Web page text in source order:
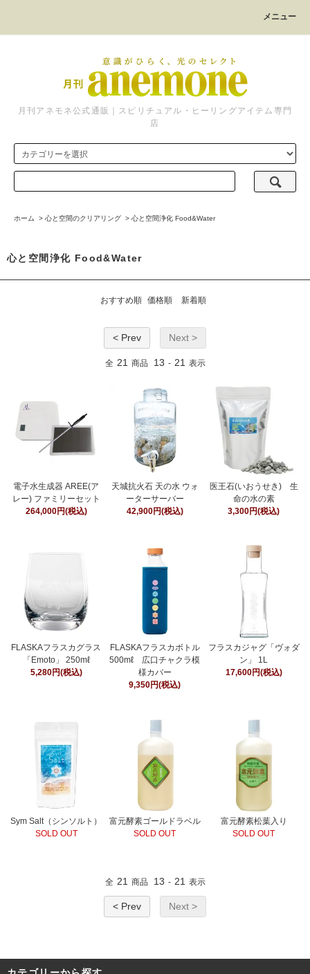
メニュー
月刊アネモネ公式通販｜スピリチュアル・ヒーリングアイテム専門
店
ホーム > 心と空間のクリアリング > 心と空間浄化 Food&Water
心と空間浄化 Food&Water
おすすめ順 価格順 新着順
< Prev Next >
全 21 商品 13 - 21 表示
電子水生成器 AREE(ア
レー) ファミリーセット
264,000円(税込)
天城抗火石 天の水 ウォ
ーターサーバー
42,900円(税込)
医王石(いおうせき) 生
命の水の素
3,300円(税込)
FLASKAフラスカグラス
「Emoto」 250mℓ
5,280円(税込)
FLASKAフラスカボトル
500mℓ 広口チャクラ模
様カバー
9,350円(税込)
フラスカジャグ「ヴォダ
ン」 1L
17,600円(税込)
Sym Salt（シンソルト）
SOLD OUT
富元酵素ゴールドラベル
SOLD OUT
富元酵素松葉入り
SOLD OUT
全 21 商品 13 - 21 表示
< Prev Next >